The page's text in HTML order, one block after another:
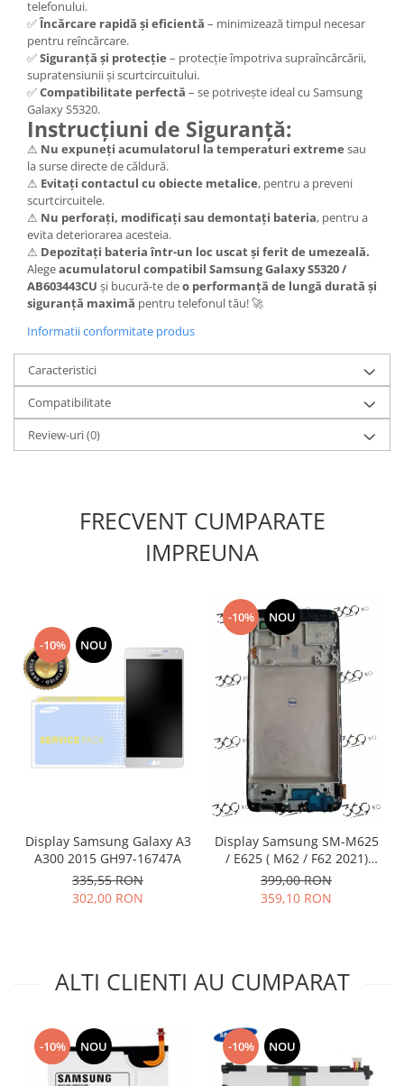
Lenovo
LG
Motorola
Nokia
Oppo
Samsung
Sony
Vodafone
Wiko
Xiaomi
ZTE
Mufa incarcare
Allview
Asus
Lenovo
Nokia
Samsung
Placi de baza
Placa de baza Allview
Oppo
Samsung
Sony
Rama mijloc telefon
Allview
Samsung
ALCATEL
E-BODA
Google
telefonului.
✅Încărcare rapidă și eficientă – minimizează timpul necesar
pentru reîncărcare.
✅Siguranță și protecție – protecție împotriva supraîncărcării,
supratensiunii și scurtcircuitului.
✅Compatibilitate perfectă – se potrivește ideal cu Samsung
Galaxy S5320.
Instrucțiuni de Siguranță:
⚠ Nu expuneți acumulatorul la temperaturi extreme sau
la surse directe de căldură.
⚠ Evitați contactul cu obiecte metalice, pentru a preveni
scurtcircuitele.
⚠ Nu perforați, modificați sau demontați bateria, pentru a
evita deteriorarea acesteia.
⚠ Depozitați bateria într-un loc uscat și ferit de umezeală.
Alegeacumulatorul compatibil Samsung Galaxy S5320 /
AB603443CU și bucură-te deo performanță de lungă durată și
siguranță maximă pentru telefonul tău! 🚀
Informatii conformitate produs
Caracteristici
Compatibilitate
Review-uri(0)
FRECVENT CUMPARATE
IMPREUNA
-10% NOU
Display Samsung Galaxy A3
A300 2015 GH97-16747A
335,55 RON
302,00 RON
-10% NOU
Display Samsung SM-M625
/ E625 ( M62 / F62 2021)
BLACK OLED cu rama
399,00 RON
359,10 RON
ALTI CLIENTI AU CUMPARAT
-10% NOU -10% NOU